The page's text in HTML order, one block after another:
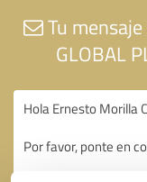
Tu mensaje
GLOBAL